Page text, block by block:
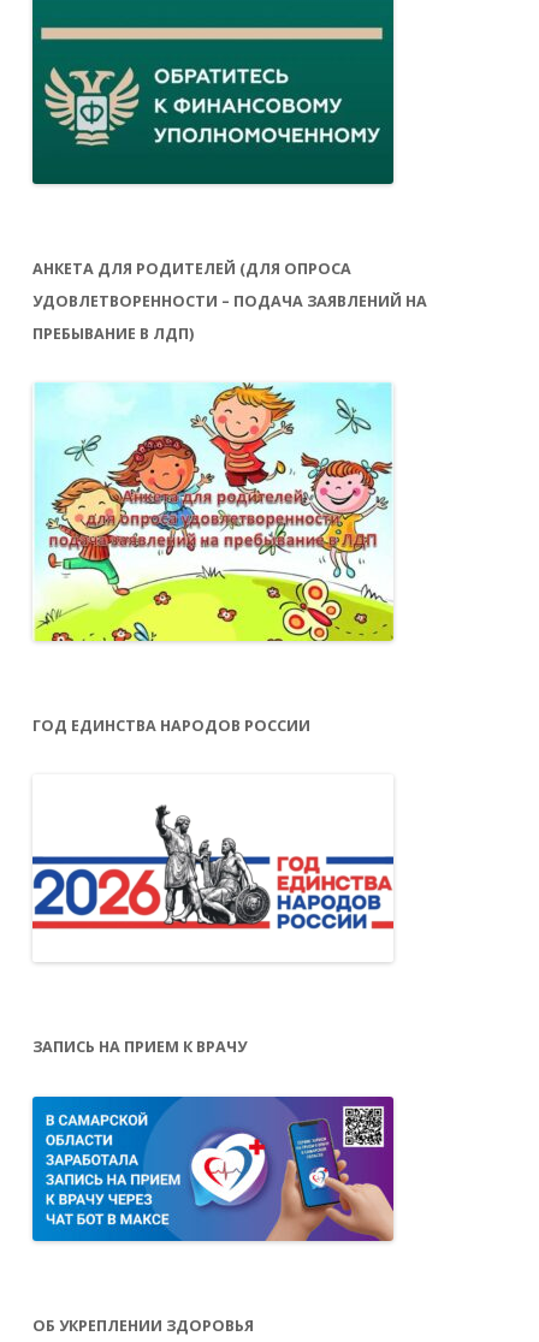
АНКЕТА ДЛЯ РОДИТЕЛЕЙ (ДЛЯ ОПРОСА
УДОВЛЕТВОРЕННОСТИ – ПОДАЧА ЗАЯВЛЕНИЙ НА
ПРЕБЫВАНИЕ В ЛДП)
ГОД ЕДИНСТВА НАРОДОВ РОССИИ
ЗАПИСЬ НА ПРИЕМ К ВРАЧУ
ОБ УКРЕПЛЕНИИ ЗДОРОВЬЯ